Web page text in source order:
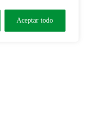
Aceptar todo